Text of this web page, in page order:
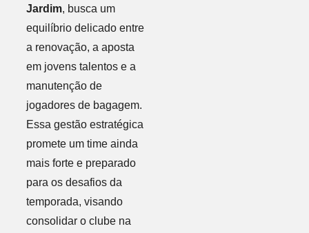
Jardim, busca um
equilíbrio delicado entre
a renovação, a aposta
em jovens talentos e a
manutenção de
jogadores de bagagem.
Essa gestão estratégica
promete um time ainda
mais forte e preparado
para os desafios da
temporada, visando
consolidar o clube na